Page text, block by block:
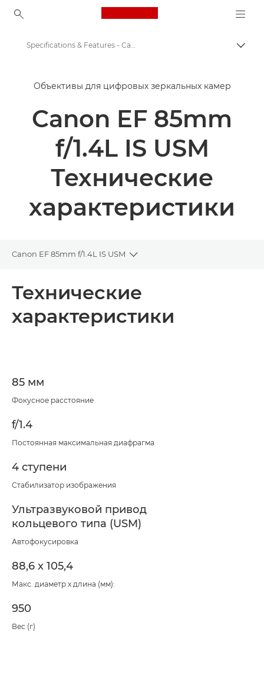
Canon Logo, back to
Объективы для камер Canon
Canon EF 85mm f/1.4L IS USM - Lenses - Camera & Photo lenses
Specifications & Features - Canon EF 85mm f/1.4L IS USM Lens
Объективы для цифровых зеркальных камер
Canon EF 85mm
f/1.4L IS USM
Технические
характеристики
Canon EF 85mm f/1.4L IS USM
Toggle breadcrumbs
Технические характеристики
Технические
характеристики
85 мм
Фокусное расстояние
f/1.4
Постоянная максимальная диафрагма
4 ступени
Стабилизатор изображения
Ультразвуковой привод
кольцевого типа (USM)
Автофокусировка
88,6 x 105,4
Макс. диаметр x длина (мм):
950
Вес (г)